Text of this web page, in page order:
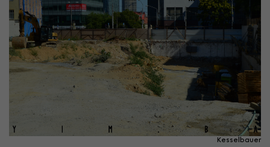
Kesselbauer